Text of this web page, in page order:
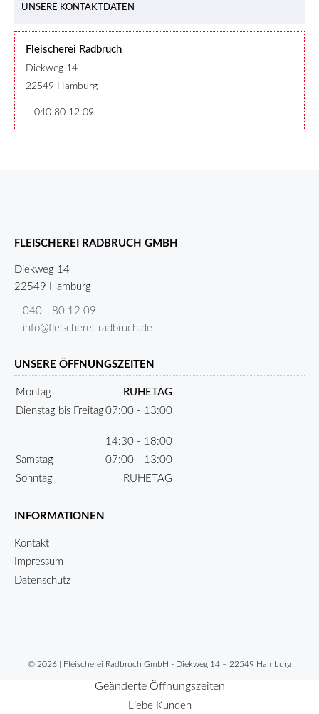
UNSERE KONTAKTDATEN
Fleischerei Radbruch
Diekweg 14
22549 Hamburg
040 80 12 09
FLEISCHEREI RADBRUCH GMBH
Diekweg 14
22549 Hamburg
040 - 80 12 09
info@fleischerei-radbruch.de
UNSERE ÖFFNUNGSZEITEN
Montag
RUHETAG
Dienstag bis Freitag07:00 - 13:00
14:30 - 18:00
Samstag
07:00 - 13:00
Sonntag
RUHETAG
INFORMATIONEN
Kontakt
Impressum
Datenschutz
© 2026 | Fleischerei Radbruch GmbH - Diekweg 14 – 22549 Hamburg
Geänderte Öffnungszeiten
Liebe Kunden